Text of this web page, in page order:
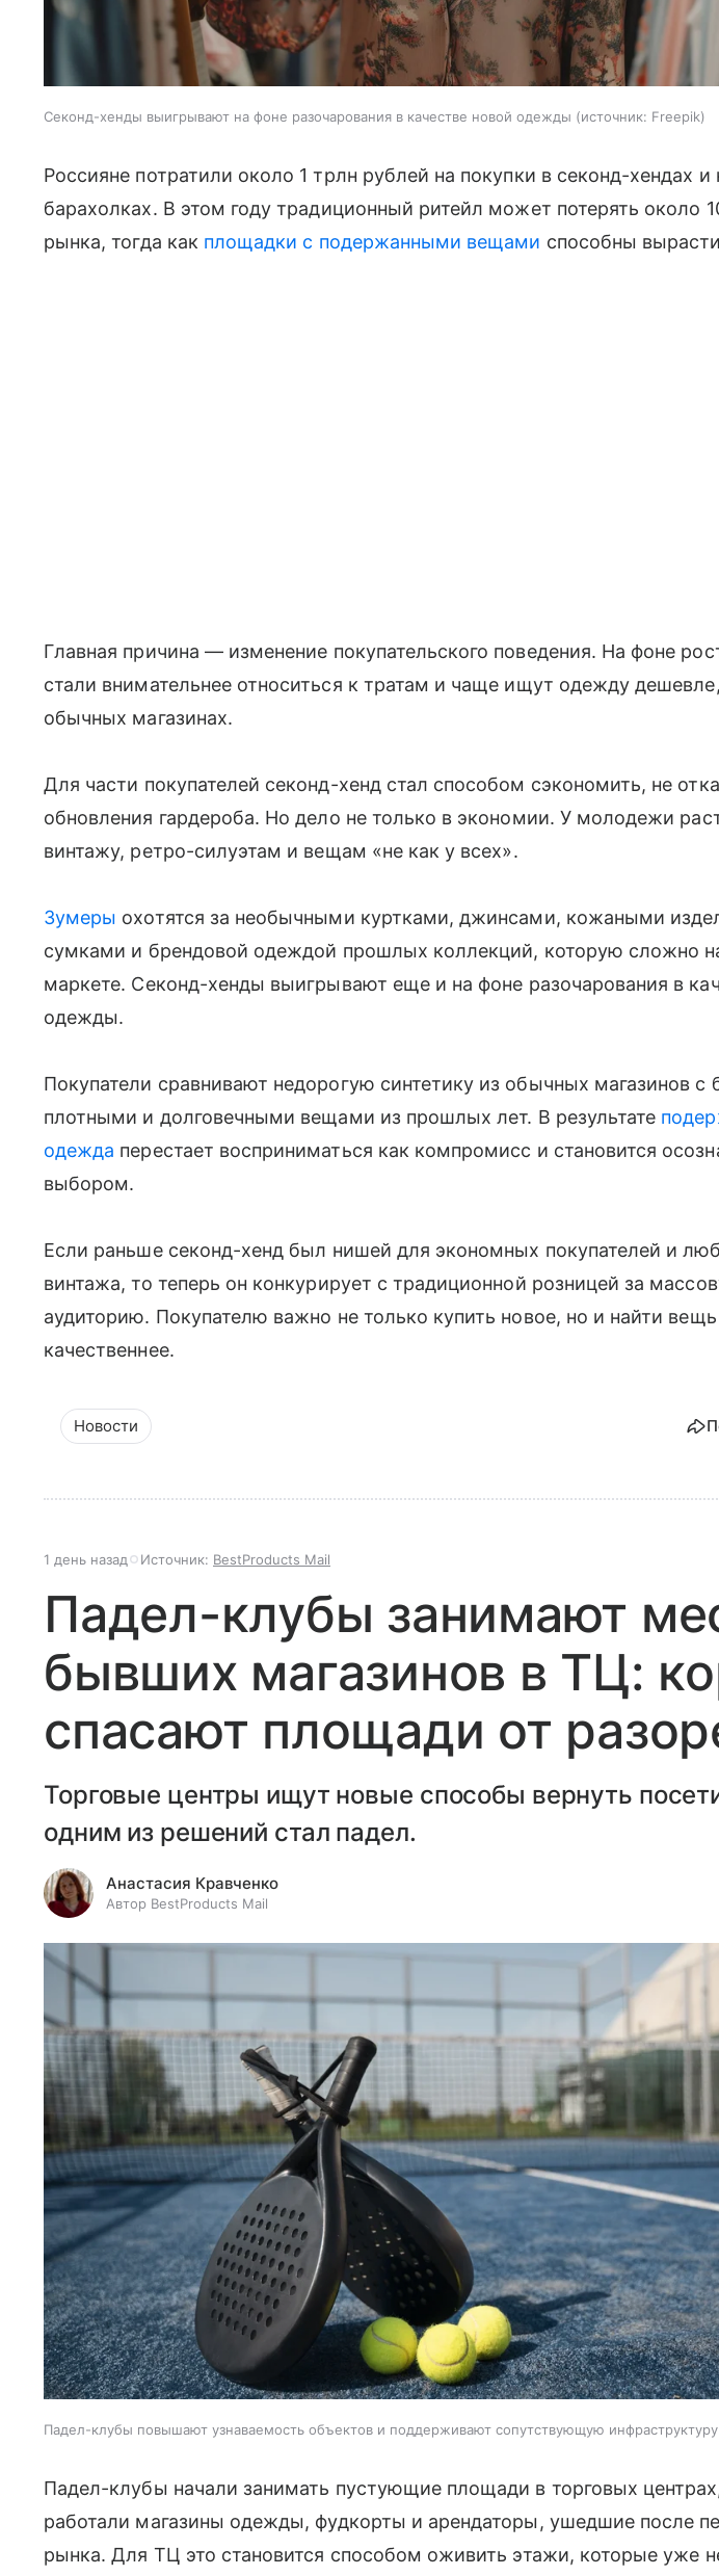
Секонд-хенды выигрывают на фоне разочарования в качестве новой одежды источник: Freepik
Россияне потратили около 1 трлн рублей на покупки в секонд-хендах и
барахолках. В этом году традиционный ритейл может потерять около
рынка, тогда как площадки с подержанными вещами способны
Главная причина — изменение покупательского поведения. На фоне
стали внимательнее относиться к тратам и чаще ищут одежду
обычных магазинах.
Для части покупателей секонд-хенд стал способом сэкономить, не
обновления гардероба. Но дело не только в экономии. У молодежи
винтажу, ретро-силуэтам и вещам «не как у всех».
Зумеры охотятся за необычными куртками, джинсами, кожаными
сумками и брендовой одеждой прошлых коллекций, которую сложно
маркете. Секонд-хенды выигрывают еще и на фоне разочарования в
одежды.
Покупатели сравнивают недорогую синтетику из обычных магазинов с
плотными и долговечными вещами из прошлых лет. В результате
одежда перестает восприниматься как компромисс и становится
выбором.
Если раньше секонд-хенд был нишей для экономных покупателей и
винтажа, то теперь он конкурирует с традиционной розницей за
аудиторию. Покупателю важно не только купить новое, но и найти
качественнее.
Новости
1 день назад Источник: BestProducts Mail
Падел-клубы занимают
бывших магазинов в ТЦ:
спасают площади от
Торговые центры ищут новые способы вернуть
одним из решений стал падел.
Анастасия Кравченко
Автор BestProducts Mail
Падел-клубы повышают узнаваемость объектов и поддерживают сопутствующую инфраструктуру
Падел-клубы начали занимать пустующие площади в торговых
работали магазины одежды, фудкорты и арендаторы, ушедшие после
рынка. Для ТЦ это становится способом оживить этажи, которые уже